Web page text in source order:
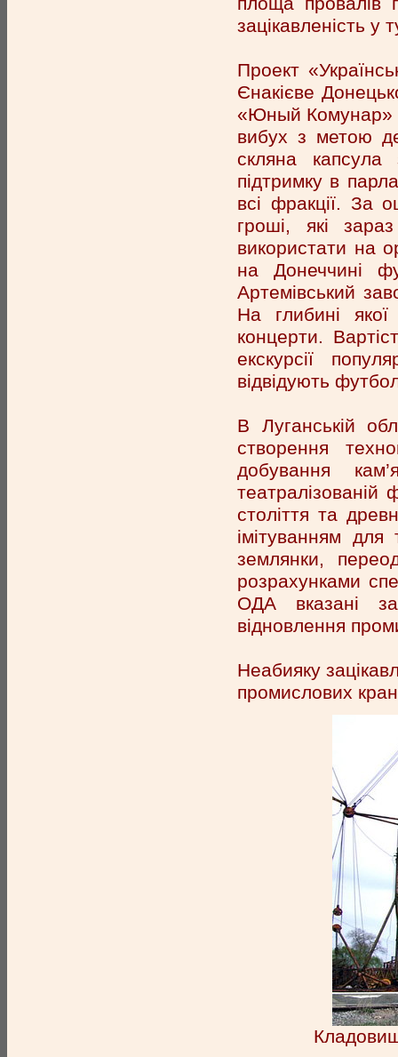
зацікавленість у
Проект
Єнакієве
«Юный Комунар»
вибух з метою
скляна
підтримку в
всі фракції. За
гроші, які
використати на
на Донеччині
Артемівський
На глибині
концерти.
екскурсії
відвідують
В Луганській
створення
добування
театралізованій
століття та
імітуванням для
землянки,
розрахунками
ОДА вказані
відновлення
Неабияку
промислових